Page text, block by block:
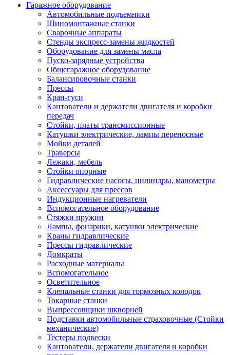
Гаражное оборудование
Автомобильные подъемники
Шиномонтажные станки
Сварочные аппараты
Стенды экспресс-замены жидкостей
Оборудование для замены масла
Пуско-зарядные устройства
Общегаражное оборудование
Балансировочные станки
Прессы
Кран-гуси
Кантователи и держатели двигателя и коробки
передач
Стойки, платы трансмиссионные
Катушки электрические, лампы переносные
Мойки деталей
Траверсы
Лежаки, мебель
Стойки опорные
Гидравлические насосы, цилиндры, манометры
Аксессуары для прессов
Индукционные нагреватели
Вспомогательное оборудование
Стяжки пружин
Лампы, фонарики, катушки электрические
Краны гидравлические
Прессы гидравлические
Домкраты
Расходные материалы
Вспомогательное
Осветительное
Клепальные станки для тормозных колодок
Токарные станки
Выпрессовщики шкворней
Подставки автомобильные страховочные (Стойки
механические)
Тестеры подвески
Кантователи, держатели двигателя и коробки